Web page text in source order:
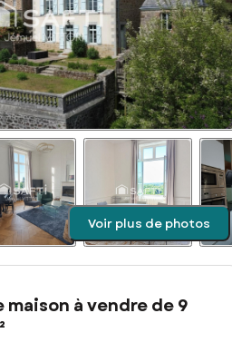
Voir plus de photos
à vendre de 9